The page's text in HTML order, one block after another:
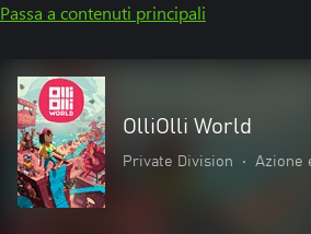
Passa a contenuti principali
OlliOlli World
Private Division • Azione